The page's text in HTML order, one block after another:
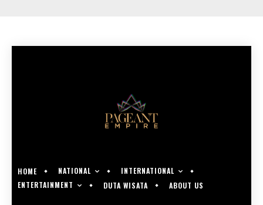
HOME NATIONAL
INTERNATIONAL
ENTERTAINMENT
DUTA WISATA ABOUT US